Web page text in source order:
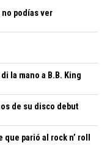
podías ver
la mano a B.B. King
de su disco debut
parió al rock n’ roll